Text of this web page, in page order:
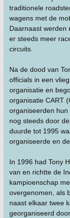
traditionele
wagens met de
Daarnaast werden
er steeds meer
circuits.
Na de dood van
officials in een
organisatie en
organisatie CART
organiseerden
nog steeds door
duurde tot 1995
organiseerde en
In 1996 had Tony
van en richtte de
kampioenschap
overgenomen, als
naast elkaar twee
georganiseerd